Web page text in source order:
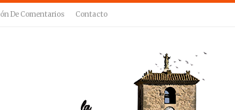
De Comentarios Contacto